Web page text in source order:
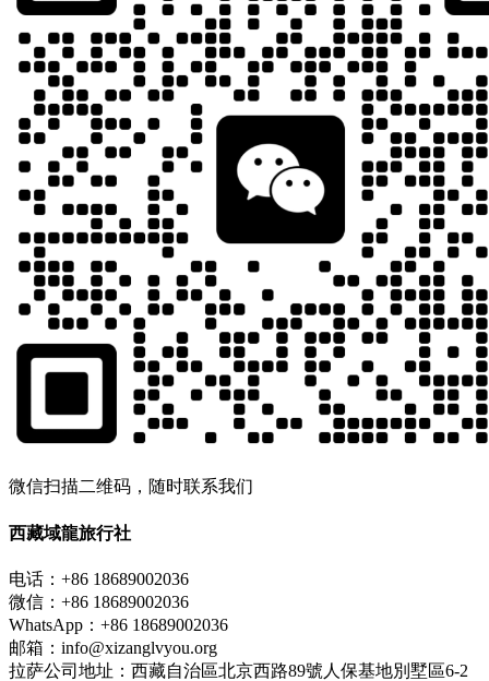
微信扫描二维码，随时联系我们
西藏域龍旅行社
电话：+86 18689002036
微信：+86 18689002036
WhatsApp：+86 18689002036
邮箱：info@xizanglvyou.org
拉萨公司地址：西藏自治區北京西路89號人保基地別墅區6-2